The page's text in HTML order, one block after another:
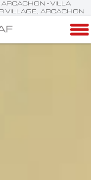
- VILLA
VILLAGE, ARCACHON